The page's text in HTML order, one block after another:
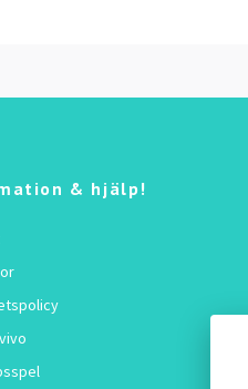
& hjälp!